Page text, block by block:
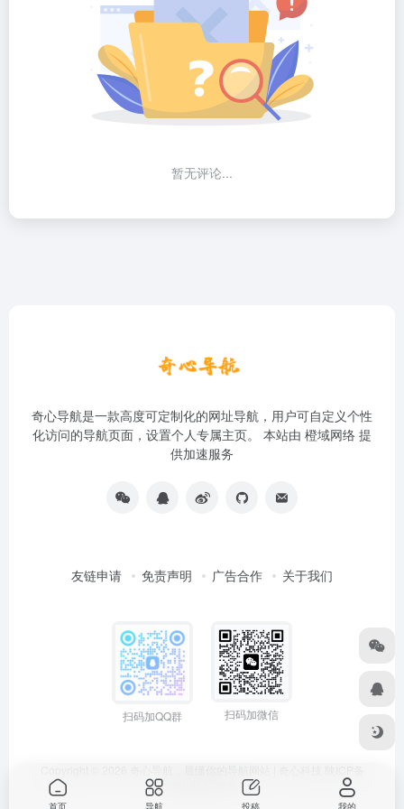
暂无评论...
奇心导航是一款高度可定制化的网址导航，用户可自定义个性
化访问的导航页面，设置个人专属主页。 本站由 橙域网络 提
供加速服务
友链申请 免责声明 广告合作 关于我们
扫码加QQ群 扫码加微信
首页 导航 投稿 我的